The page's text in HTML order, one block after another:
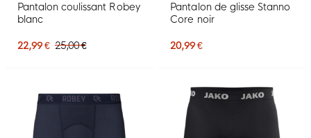
Pantalon coulissant Robey
blanc
22,99 € 25,00 €
Pantalon de glisse Stanno
Core noir
20,99 €